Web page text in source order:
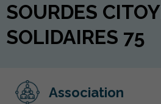
SOURDES
SOLIDAIRES 75
Association